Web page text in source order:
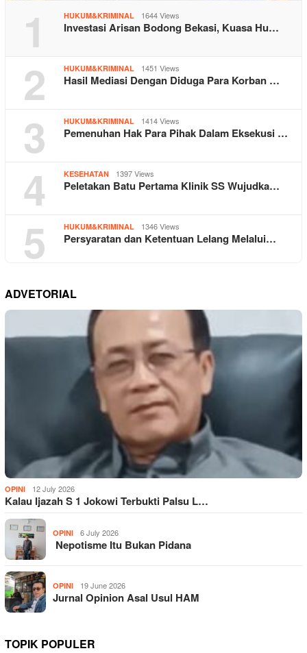
1 HUKUM&KRIMINAL 1644 Views
Investasi Arisan Bodong Bekasi, Kuasa Hu…
2 HUKUM&KRIMINAL 1451 Views
Hasil Mediasi Dengan Diduga Para Korban …
3 HUKUM&KRIMINAL 1414 Views
Pemenuhan Hak Para Pihak Dalam Eksekusi …
4 KESEHATAN 1397 Views
Peletakan Batu Pertama Klinik SS Wujudka…
5 HUKUM&KRIMINAL 1346 Views
Persyaratan dan Ketentuan Lelang Melalui…
ADVETORIAL
OPINI 12 July 2026
Kalau Ijazah S 1 Jokowi Terbukti Palsu L…
OPINI 6 July 2026
Nepotisme Itu Bukan Pidana
OPINI 19 June 2026
Jurnal Opinion Asal Usul HAM
TOPIK POPULER